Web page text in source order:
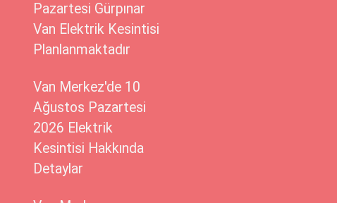
Pazartesi Gürpınar
Van Elektrik Kesintisi
Planlanmaktadır
Van Merkez'de 10
Ağustos Pazartesi
2026 Elektrik
Kesintisi Hakkında
Detaylar